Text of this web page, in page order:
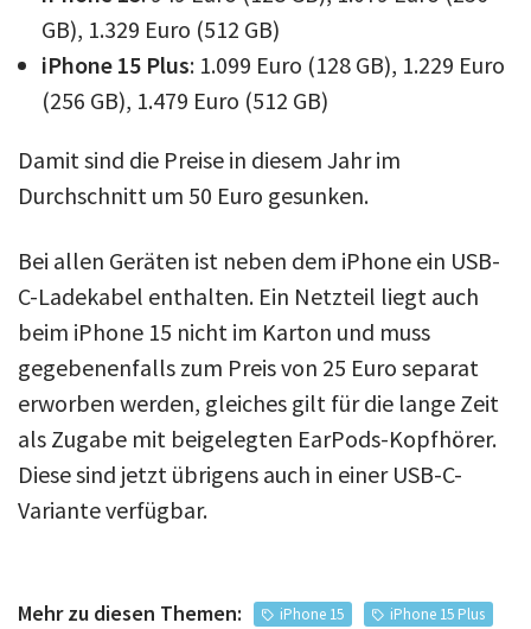
GB), 1.329 Euro (512 GB)
iPhone 15 Plus: 1.099 Euro (128 GB), 1.229 Euro
(256 GB), 1.479 Euro (512 GB)
Damit sind die Preise in diesem Jahr im
Durchschnitt um 50 Euro gesunken.
Bei allen Geräten ist neben dem iPhone ein USB-
C-Ladekabel enthalten. Ein Netzteil liegt auch
beim iPhone 15 nicht im Karton und muss
gegebenenfalls zum Preis von 25 Euro separat
erworben werden, gleiches gilt für die lange Zeit
als Zugabe mit beigelegten EarPods-Kopfhörer.
Diese sind jetzt übrigens auch in einer USB-C-
Variante verfügbar.
Mehr zu diesen Themen: iPhone 15 iPhone 15 Plus